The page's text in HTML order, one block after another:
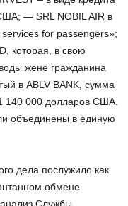
— SRL NOBIL AIR в
for passengers»;
которая, в свою
жене гражданина
в ABLV BANK, сумма
140 000 долларов США.
объединены в единую
дела послужило как
обмене
Службы